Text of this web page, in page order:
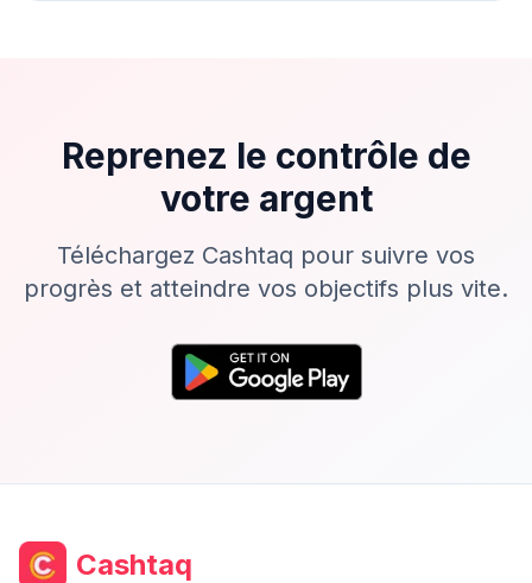
Reprenez le contrôle de
votre argent
Téléchargez Cashtaq pour suivre vos
progrès et atteindre vos objectifs plus vite.
Cashtaq